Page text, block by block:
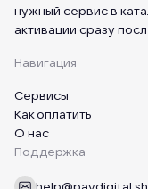
нужный сервис в
активации сразу
Навигация
Сервисы
Как оплатить
О нас
Поддержка